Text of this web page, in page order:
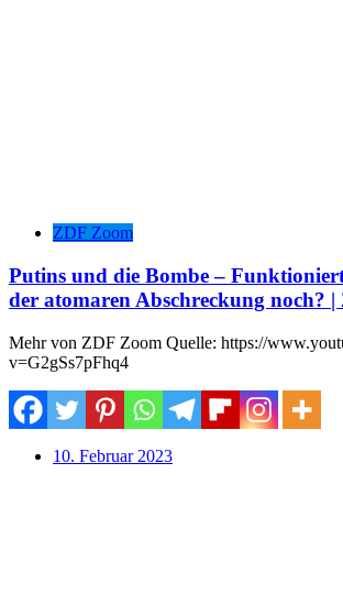
ZDF Zoom
Putins und die Bombe –
der atomaren Abschreckung noch? |
Mehr von ZDF Zoom Quelle: https://
v=G2gSs7pFhq4
10. Februar 2023